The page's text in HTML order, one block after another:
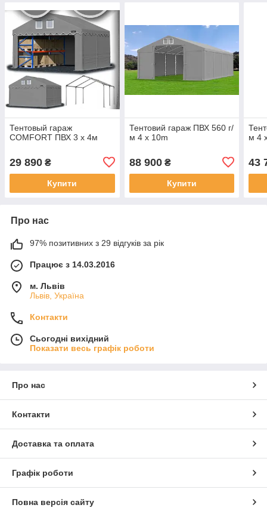
Тентовый гараж
COMFORT ПВХ 3 x 4м
29 890 ₴
Купити
Тентовий гараж ПВХ 560 г/
м 4 x 10m
88 900₴
Купити
м 4
43
Про нас
97% позитивних з 29 відгуків за рік
Працює з 14.03.2016
м. Львів
Львів, Україна
Контакти
Сьогодні вихідний
Показати весь графік роботи
Про нас
Контакти
Доставка та оплата
Графік роботи
Повна версія сайту